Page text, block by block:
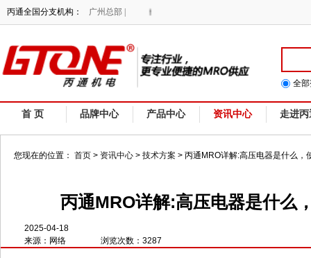
丙通全国分支机构： 广州总部 |
专注行业，提供更专业便捷的MRO供应！
全
首 页 品牌中心 产品中心 资讯中心 走进丙
您现在的位置： 首页 > 资讯中心 > 技术方案 > 丙通MRO详解:高压电器是什么，
丙通MRO详解:高压电器是什么
2025-04-18
来源：网络
浏览次数：3287